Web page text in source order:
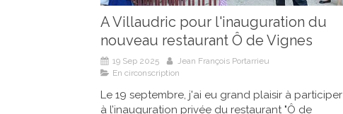
A Villaudric pour l'inauguration du
nouveau restaurant Ô de Vignes
19 Sep 2025
Jean François Portarrieu
En circonscription
Le 19 septembre, j'ai eu grand plaisir à participer
à l’inauguration privée du restaurant "Ô de